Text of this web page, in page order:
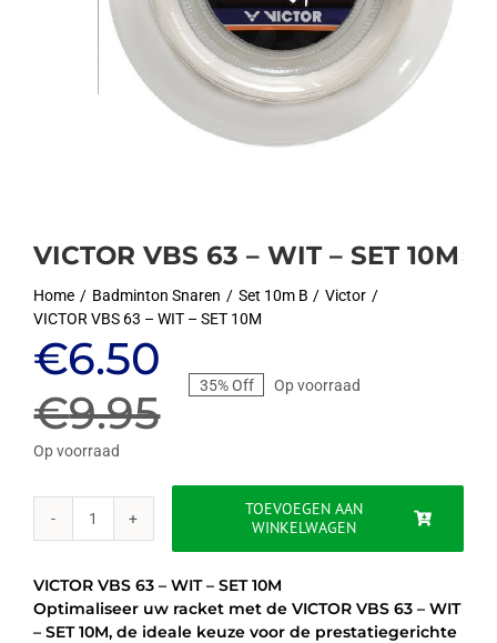
VICTOR VBS 63 – WIT – SET 10M
Home Badminton Snaren Set 10m B
Victor
VICTOR VBS 63 – WIT – SET 10M
€9.95
Oorspronkelijke
prijs
was:
€9.95.
€6.50
Huidige
prijs
is:
€6.50.
35% Off Op voorraad
Op voorraad
VICTOR
TOEVOEGEN AAN
WINKELWAGEN
VICTOR VBS 63 – WIT – SET 10M
Optimaliseer uw racket met de VICTOR VBS 63 – WIT
– SET 10M, de ideale keuze voor de prestatiegerichte